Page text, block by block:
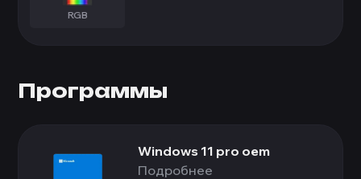
RGB
Программы
Windows 11 pro oem
Подробнее